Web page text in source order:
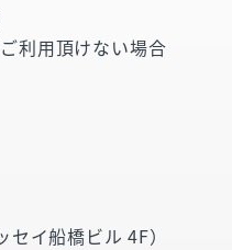
利用頂けない場合
イ船橋ビル 4F）